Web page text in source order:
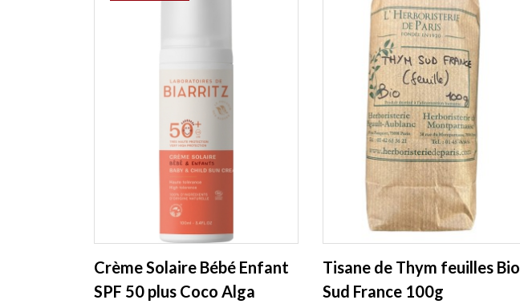
Crème Solaire Bébé Enfant
SPF 50 plus Coco Alga
Tisane de Thym feuilles Bio
Sud France 100g